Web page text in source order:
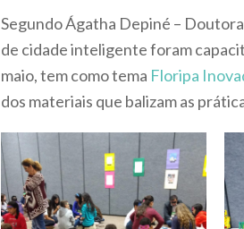
Segundo Ágatha Depiné –
de cidade inteligente foram
maio, tem como tema Floripa
dos materiais que balizam as